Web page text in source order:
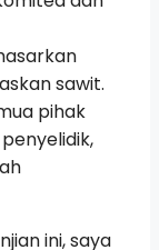
sawit.
pihak
ini, saya